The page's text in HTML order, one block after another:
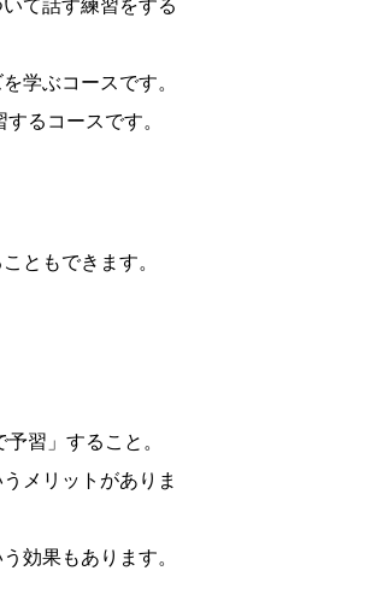
て話す練習をする
学ぶコースです。
るコースです。
ともできます。
習」すること。
メリットがありま
効果もあります。